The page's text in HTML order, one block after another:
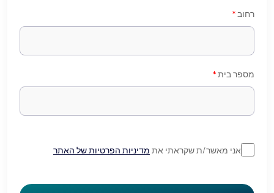
רחוב *
מספר בית*
אני מאשר/ת שקראתי את מדיניות הפרטיות של האתר